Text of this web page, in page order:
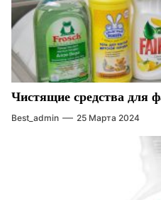
Чистящие средства для
Best_admin 25 Марта 2024